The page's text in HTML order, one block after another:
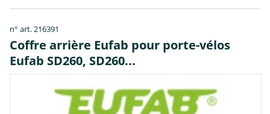
n° art. 216391
Coffre arrière Eufab pour porte-vélos
Eufab SD260, SD260...